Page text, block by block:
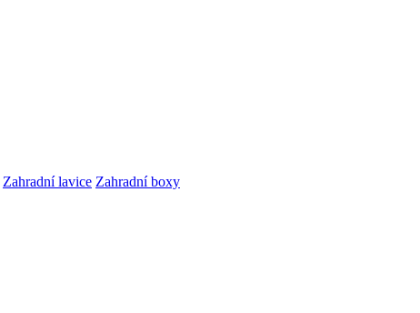
Zahradní lavice Zahradní boxy